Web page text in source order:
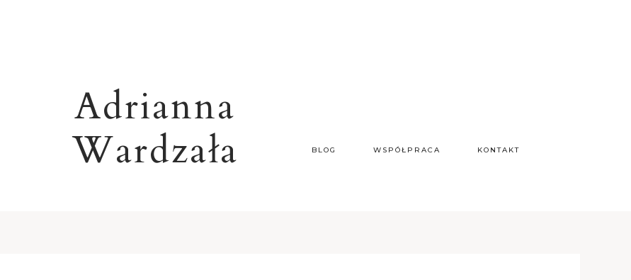
Adrianna
Wardzała
BLOG WSPÓŁPRACA KONTAKT